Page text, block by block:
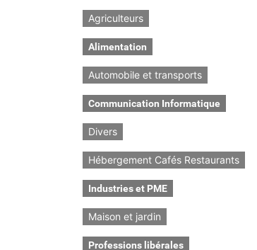
Agriculteurs
Alimentation
Automobile et transports
Communication Informatique
Divers
Hébergement Cafés Restaurants
Industries et PME
Maison et jardin
Professions libérales